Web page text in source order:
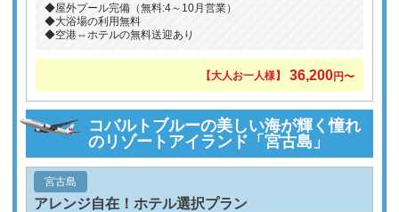
◆屋外プール完備（無料:4～10月営業）
◆大浴場の利用無料
◆空港⇔ホテルの無料送迎あり
【大人お一人様】 36,200円〜
コバルトブルーの美しい海が輝く憧れ
のリゾートアイランド「宮古島」
宮古島
アレンジ自在！ホテル選択プラン